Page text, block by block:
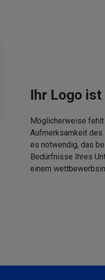
Ihr Logo
Möglicherweise
Aufmerksamkeit des
es notwendig, das
Bedürfnisse Ihres
einem